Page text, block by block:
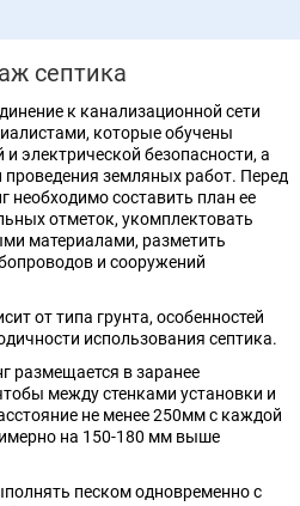
септика
к канализационной сети
которые обучены
электрической безопасности, а
проведения земляных работ. Перед
составить план ее
отметок, укомплектовать
материалами, разметить
и сооружений
от типа грунта, особенностей
использования септика.
размещается в заранее
между стенками установки и
не менее 250мм с каждой
на 150-180 мм выше
песком одновременно с